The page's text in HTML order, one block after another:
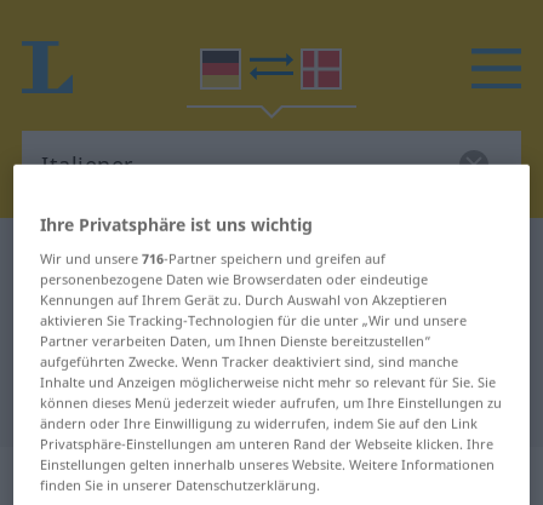
Deutsch-Dänisch Wörterbuch Italiener
Deutsch-Dänisch Übersetzung für
"Italiener"
"Italiener" Dänisch Übersetzung
„Italiener“: maskulin
Ihre Privatsphäre ist uns wichtig
Wir und unsere716-Partner speichern und greifen auf
personenbezogene Daten wie Browserdaten oder eindeutige
Kennungen auf Ihrem Gerät zu. Durch Auswahl von Akzeptieren
aktivieren Sie Tracking-Technologien für die unter „Wir und unsere
Partner verarbeiten Daten, um Ihnen Dienste bereitzustellen“
aufgeführten Zwecke. Wenn Tracker deaktiviert sind, sind manche
Inhalte und Anzeigen möglicherweise nicht mehr so relevant für Sie. Sie
können dieses Menü jederzeit wieder aufrufen, um Ihre Einstellungen zu
ändern oder Ihre Einwilligung zu widerrufen, indem Sie auf den Link
Privatsphäre-Einstellungen am unteren Rand der Webseite klicken. Ihre
Einstellungen gelten innerhalb unseres Website. Weitere Informationen
finden Sie in unserer Datenschutzerklärung.